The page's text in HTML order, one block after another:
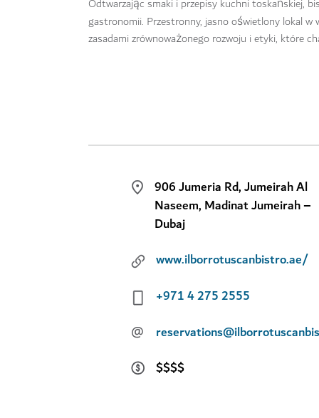
Odtwarzając smaki i przepisy kuchni toskańskiej,
gastronomii. Przestronny, jasno oświetlony lokal
zasadami zrównoważonego rozwoju i etyki, które
906 Jumeria Rd, Jumeirah Al
Naseem, Madinat Jumeirah –
Dubaj
www.ilborrotuscanbistro.ae/
+971 4 275 2555
@
$$$$